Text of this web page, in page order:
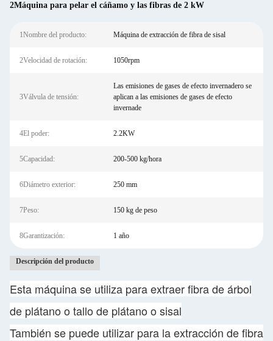
2Máquina para pelar el cáñamo y las fibras de 2 kW
1Nombre del producto: Máquina de extracción de fibra de sisal
2Velocidad de rotación: 1050rpm
3Válvula de tensión:
Las emisiones de gases de efecto invernadero se
aplican a las emisiones de gases de efecto
invernade
4El poder: 2.2KW
5Capacidad: 200-500 kg/hora
6Diámetro exterior: 250 mm
7Peso: 150 kg de peso
8Garantización: 1 año
Descripción del producto
Esta máquina se utiliza para extraer fibra de árbol
de plátano o tallo de plátano o sisal
También se puede utilizar para la extracción de fibra